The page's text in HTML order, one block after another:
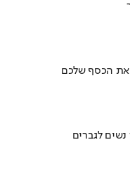
את הכסף שלכם
נשים לגברים